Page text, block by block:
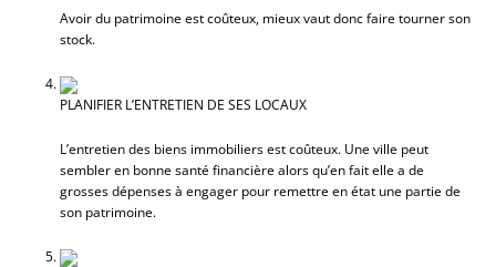
Avoir du patrimoine est coûteux, mieux vaut donc faire tourner son
stock.
PLANIFIER L’ENTRETIEN DE SES LOCAUX
L’entretien des biens immobiliers est coûteux. Une ville peut
sembler en bonne santé financière alors qu’en fait elle a de
grosses dépenses à engager pour remettre en état une partie de
son patrimoine.